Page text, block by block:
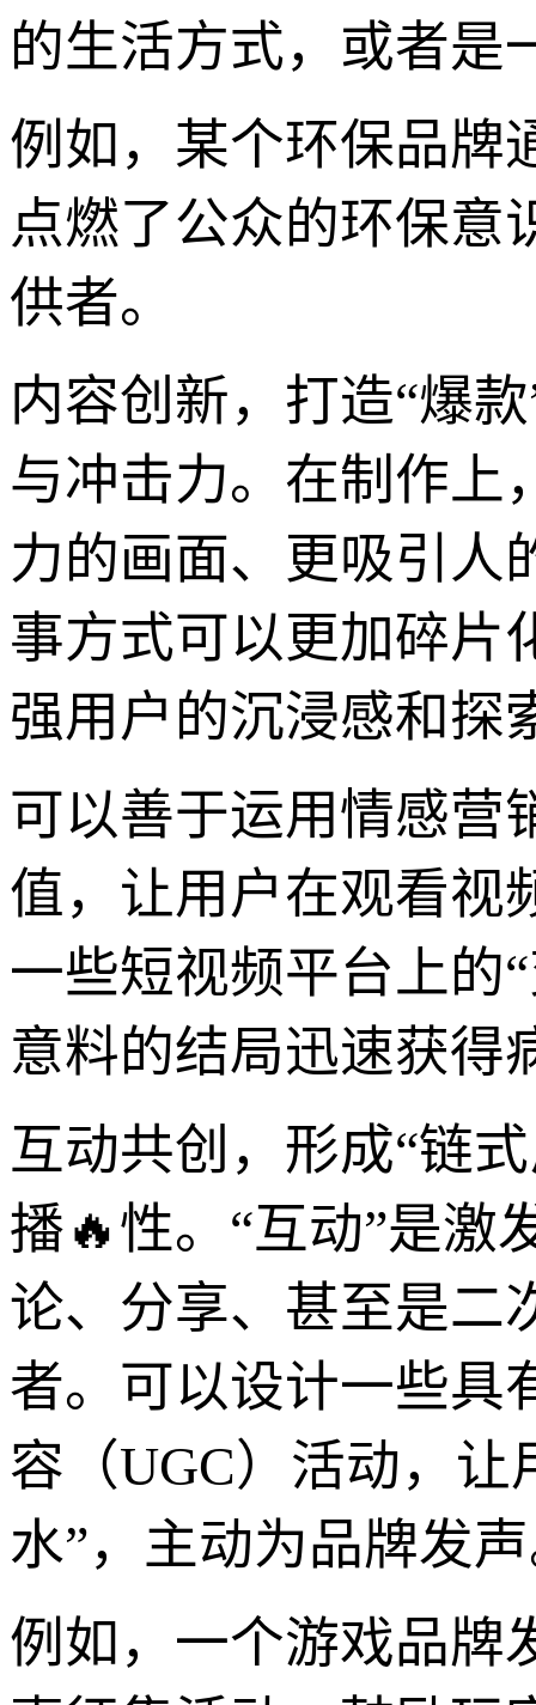
的生活方式，或者是
例如，某个环保品牌
点燃了公众的环保意
供者。
内容创新，打造“爆
与冲击力。在制作上
力的画面、更吸引人
事方式可以更加碎片
强用户的沉浸感和探
可以善于运用情感营
值，让用户在观看视
一些短视频平台上的
意料的结局迅速获得
互动共创，形成“链
播🔥性。“互动”是激
论、分享、甚至是二
者。可以设计一些具
容（UGC）活动，
水”，主动为品牌发
例如，一个游戏品牌